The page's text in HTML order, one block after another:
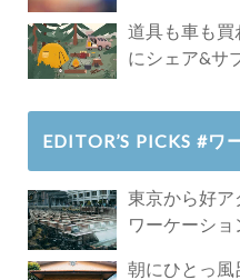
道具も車も
にシェア&サ
EDITOR’S PICKS #ワ
東京から好ア
ワーケーシ
朝にひとっ風